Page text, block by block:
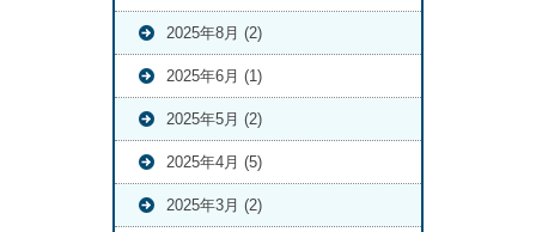
2025年8月 (2)
2025年6月 (1)
2025年5月 (2)
2025年4月 (5)
2025年3月 (2)